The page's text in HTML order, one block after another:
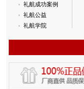
礼航成功案例
礼航公益
礼航学院